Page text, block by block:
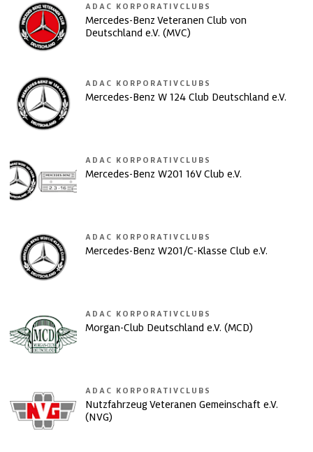
ADAC KORPORATIVCLUBS
Mercedes-Benz Veteranen Club von
Deutschland e.V. (MVC)
ADAC KORPORATIVCLUBS
Mercedes-Benz W 124 Club Deutschland e.V.
ADAC KORPORATIVCLUBS
Mercedes-Benz W201 16V Club e.V.
ADAC KORPORATIVCLUBS
Mercedes-Benz W201/C-Klasse Club e.V.
ADAC KORPORATIVCLUBS
Morgan-Club Deutschland e.V. (MCD)
ADAC KORPORATIVCLUBS
Nutzfahrzeug Veteranen Gemeinschaft e.V.
(NVG)